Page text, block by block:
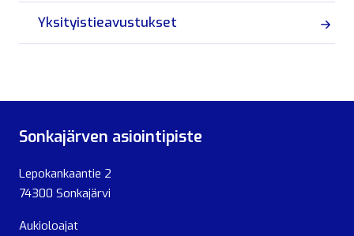
Yksityistieavustukset
Sonkajärven asiointipiste
Lepokankaantie 2
74300 Sonkajärvi
Aukioloajat